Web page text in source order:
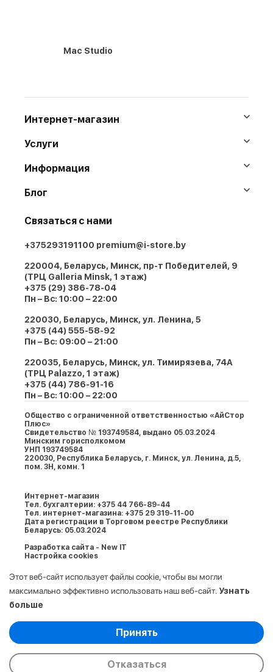
Mac Studio
Интернет-магазин
Услуги
Информация
Блог
Связаться с нами
+375293191100 premium@i-store.by
220004, Беларусь, Минск, пр-т Победителей, 9
(ТРЦ Galleria Minsk, 1 этаж)
+375 (29) 386-78-04
Пн – Вс: 10:00 – 22:00
220030, Беларусь, Минск, ул. Ленина, 5
+375 (44) 555-58-92
Пн – Вс: 09:00 – 21:00
220035, Беларусь, Минск, ул. Тимирязева, 74A
(ТРЦ Palazzo, 1 этаж)
+375 (44) 786-91-16
Пн – Вс: 10:00 – 22:00
Общество с ограниченной ответственностью «АйСтор
Плюс»
Свидетельство № 193749584, выдано 05.03.2024
Минским горисполкомом
УНП 193749584
220030, Республика Беларусь, г. Минcк, ул. Ленина, д.5,
пом. 3Н, комн. 1
Интернет-магазин
Тел. бухгалтерии: +375 44 766-89-44
Тел. интернет-магазина: +375 29 319-11-00
Дата регистрации в Торговом реестре Республики
Беларусь: 05.03.2024
Разработка сайта - New IT
Настройка cookies
193749584. Все права защищены.
Этот веб-сайт использует файлы cookie, чтобы вы могли
максимально эффективно использовать наш веб-сайт. Узнать
больше
Выберите настройки cookie
Аналитические/Функциональные
Принять
Отказаться